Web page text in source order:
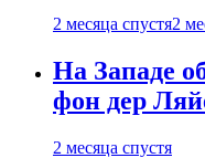
2 месяца спустя2
На Западе
фон дер
2 месяца спустя